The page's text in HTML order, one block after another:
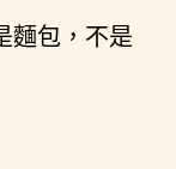
麵包，不是